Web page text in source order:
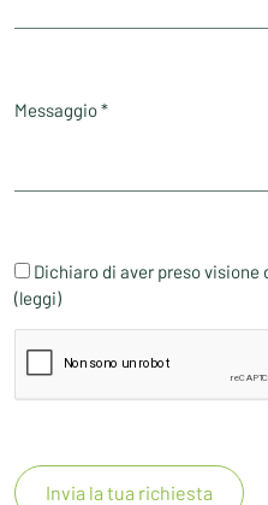
Messaggio *
Dichiaro di aver preso
(leggi)
Invia la tua richiesta